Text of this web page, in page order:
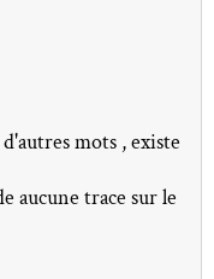
mots , existe
aucune trace sur le